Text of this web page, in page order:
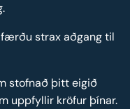
strax aðgang til
stofnað þitt eigið
uppfyllir kröfur þínar.